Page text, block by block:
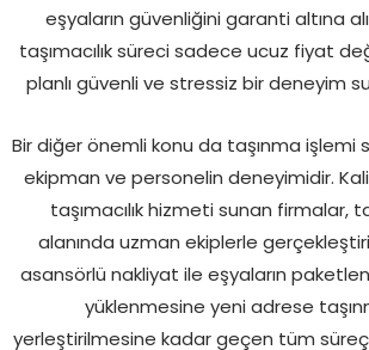
eşyaların güvenliğini garanti altına
taşımacılık süreci sadece ucuz fiyat
planlı güvenli ve stressiz bir deneyim
Bir diğer önemli konu da taşınma işlemi
ekipman ve personelin deneyimidir.
taşımacılık hizmeti sunan firmalar,
alanında uzman ekiplerle
asansörlü nakliyat ile eşyaların
yüklenmesine yeni adrese
yerleştirilmesine kadar geçen tüm